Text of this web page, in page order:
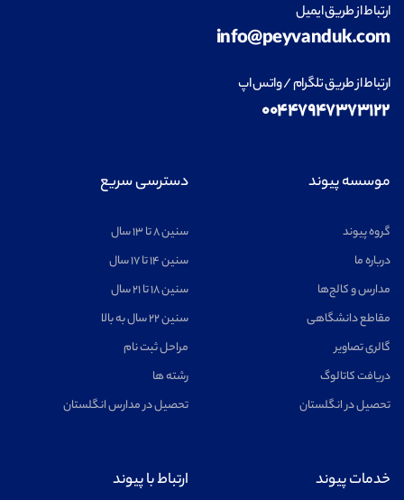
ارتباط از طریق ایمیل
info@peyvanduk.com
ارتباط از طریق تلگرام / واتس اپ
۰۰۴۴۷۹۴۷۳۷۳۱۲۲
موسسه پیوند
گروه پیوند
درباره ما
مدارس و کالج‌ها
مقاطع دانشگاهی
گالری تصاویر
دریافت کاتالوگ
تحصیل در انگلستان
دسترسی سریع
سنین ۸ تا ۱۳ سال
سنین ۱۴ تا ۱۷ سال
سنین ۱۸ تا ۲۱ سال
سنین ۲۲ سال به بالا
مراحل ثبت نام
رشته ها
تحصیل در مدارس انگلستان
خدمات پیوند ارتباط با پیوند